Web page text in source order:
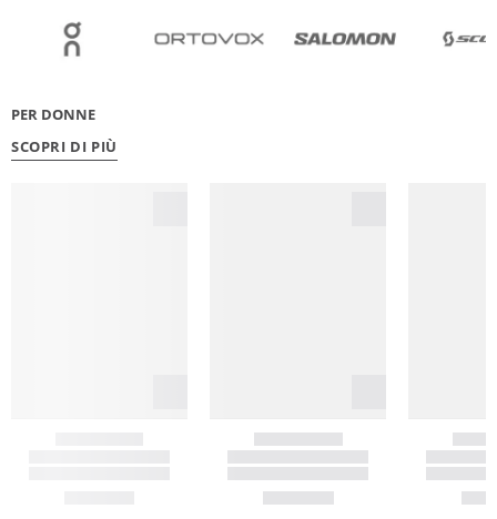
PER DONNE
SCOPRI DI PIÙ